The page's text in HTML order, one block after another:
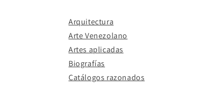
Arquitectura
Arte Venezolano
Artes aplicadas
Biografías
Catálogos razonados